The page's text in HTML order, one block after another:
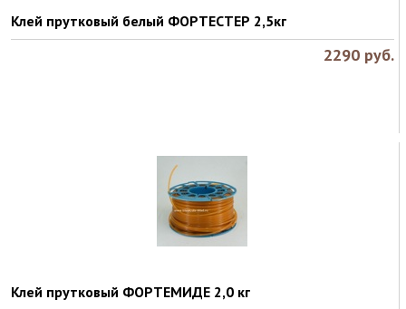
Клей прутковый белый ФОРТЕСТЕР 2,5кг
2290 руб.
Клей прутковый ФОРТЕМИДЕ 2,0 кг